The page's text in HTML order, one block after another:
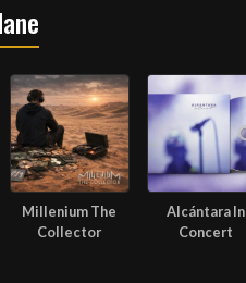
Millenium The
Collector
Alcántara In
Concert